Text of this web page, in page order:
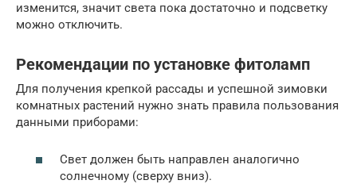
изменится, значит света пока достаточно и подсветку
можно отключить.
Рекомендации по установке фитоламп
Для получения крепкой рассады и успешной зимовки
комнатных растений нужно знать правила пользования
данными приборами:
Свет должен быть направлен аналогично
солнечному (сверху вниз).